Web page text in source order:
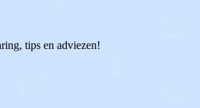
tips en adviezen!